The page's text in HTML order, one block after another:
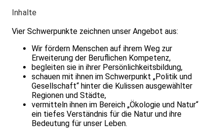
Inhalte
Vier Schwerpunkte zeichnen unser Angebot aus:
Wir fördern Menschen auf ihrem Weg zur
Erweiterung der Beruflichen Kompetenz,
begleiten sie in ihrer Persönlichkeitsbildung,
schauen mit ihnen im Schwerpunkt „Politik und
Gesellschaft“ hinter die Kulissen ausgewählter
Regionen und Städte,
vermitteln ihnen im Bereich „Ökologie und Natur“
ein tiefes Verständnis für die Natur und ihre
Bedeutung für unser Leben.